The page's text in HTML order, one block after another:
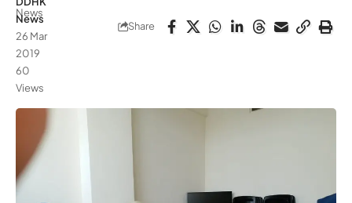
News
26 Mar
2019
60
Views
Share